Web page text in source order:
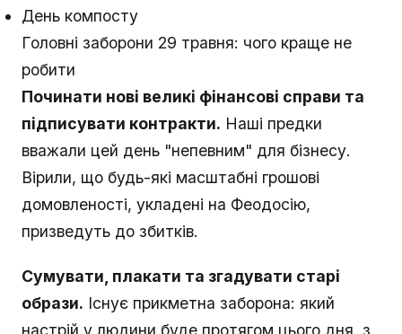
День компосту
Головні заборони 29 травня: чого краще не
робити
Починати нові великі фінансові справи та
підписувати контракти. Наші предки
вважали цей день "непевним" для бізнесу.
Вірили, що будь-які масштабні грошові
домовленості, укладені на Феодосію,
призведуть до збитків.
Сумувати, плакати та згадувати старі
образи. Існує прикметна заборона: який